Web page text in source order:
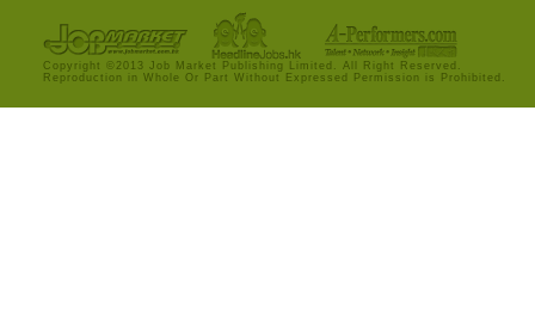
Copyright ©2013 Job Market Publishing Limited. All Right Reserved.
Reproduction in Whole Or Part Without Expressed Permission is Prohibited.